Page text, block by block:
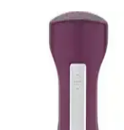
Prostick 1500
Yönlü Mutfak Aleti
Prostick 1500, yüksek motor
mutfak işlemlerinde pratiklik
parçalarıyla kullanıcı
Karşılaştırması